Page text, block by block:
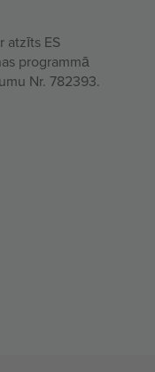
atzīts ES
programmā
Nr. 782393.